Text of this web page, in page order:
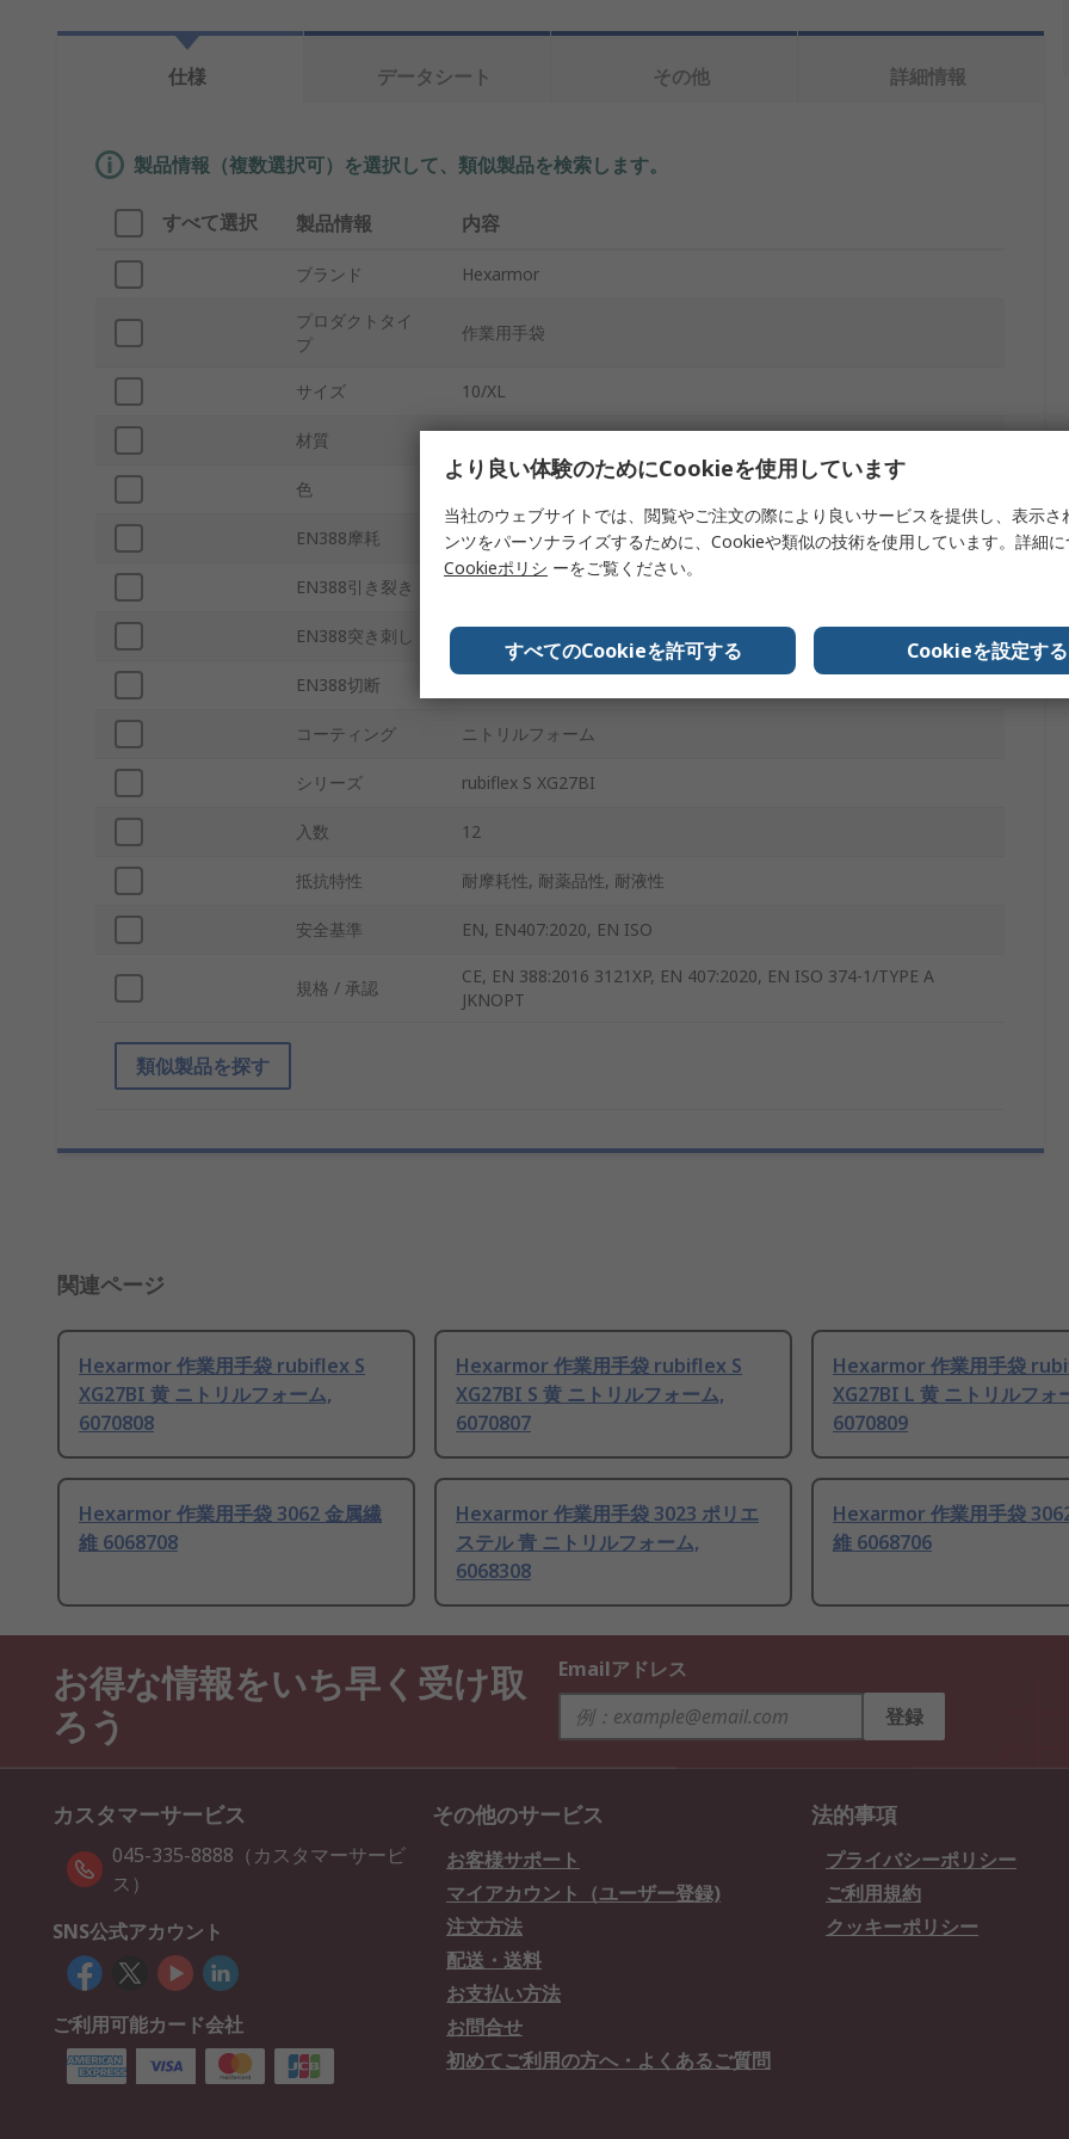
仕様
データシート その他 詳細情報
製品情報（複数選択可）を選択して、類似製品を検索します。
すべて選択 製品情報 内容
ブランド Hexarmor
プロダクトタイ
プ
作業用手袋
サイズ 10/XL
材質
色
EN388摩耗 あり
EN388引き裂き
EN388突き刺し
EN388切断
コーティング ニトリルフォーム
シリーズ rubiflex S XG27BI
入数 12
抵抗特性 耐摩耗性, 耐薬品性, 耐液性
安全基準 EN, EN407:2020, EN ISO
規格 / 承認
CE, EN 388:2016 3121XP, EN 407:2020, EN ISO 374-1/TYPE A
JKNOPT
類似製品を探す
関連ページ
Hexarmor 作業用手袋 rubiflex S
XG27BI 黄 ニトリルフォーム,
6070808
Hexarmor 作業用手袋 rubiflex S
XG27BI S 黄 ニトリルフォーム,
6070807
Hexarmor 作業用手袋
XG27BI L 黄 ニトリルフォ
6070809
Hexarmor 作業用手袋 3062 金属繊
維 6068708
Hexarmor 作業用手袋 3023 ポリエ
ステル 青 ニトリルフォーム,
6068308
Hexarmor 作業用手袋
維 6068706
お得な情報をいち早く受け取
ろう
Emailアドレス
登録
カスタマーサービス
045-335-8888（カスタマーサービ
ス）
SNS公式アカウント
ご利用可能カード会社
その他のサービス
お客様サポート
マイアカウント（ユーザー登録)
注文方法
配送・送料
お支払い方法
お問合せ
初めてご利用の方へ・よくあるご質問
法的事項
プライバシーポリシー
ご利用規約
クッキーポリシー
より良い体験のためにCookieを使用しています
当社のウェブサイトでは、閲覧やご注文の際により良いサービスを提供し、表示さ
ンツをパーソナライズするために、Cookieや類似の技術を使用しています。詳細に
Cookieポリシ ーをご覧ください。
すべてのCookieを許可する Cookieを設定する